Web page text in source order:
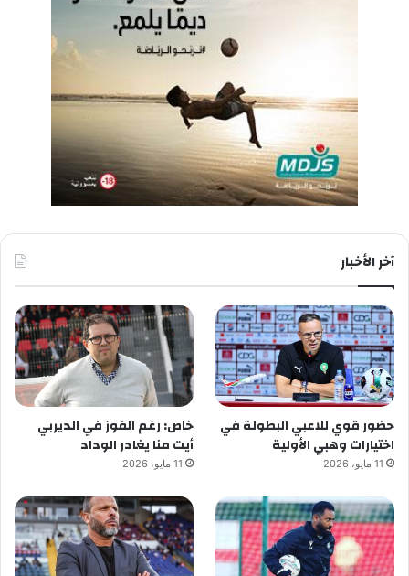
آخر الأخبار
حضور قوي للاعبي البطولة في
اختيارات وهبي الأولية
11 مايو، 2026
خاص: رغم الفوز في الديربي
أيت منا يغادر الوداد
11 مايو، 2026